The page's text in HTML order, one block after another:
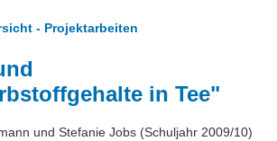
in der Küche
- Projektarbeiten
in Tee"
und Stefanie Jobs (Schuljahr 2009/10)